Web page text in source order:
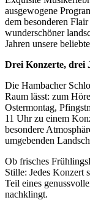
ausgewogene
dem besonderen
wunderschöner
Jahren unsere
Drei Konzerte, drei
Die Hambacher
Raum lässt: zum
Ostermontag,
11 Uhr zu einem
besondere
umgebenden
Ob frisches
Stille: Jedes Konzert
Teil eines
nachklingt.